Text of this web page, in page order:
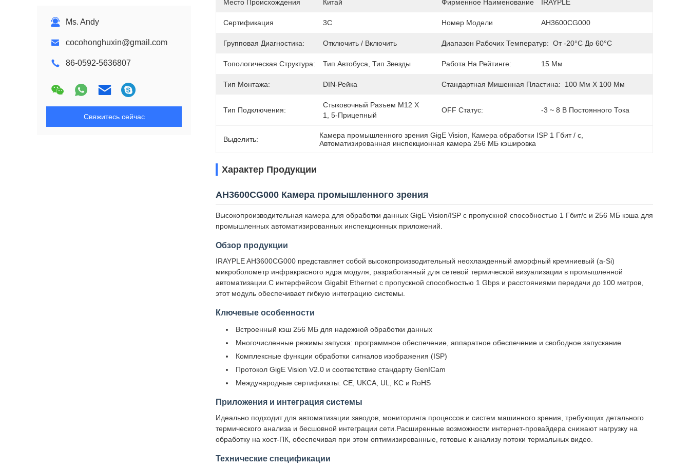
Ms. Andy
cocohonghuxin@gmail.com
86-0592-5636807
Свяжитесь сейчас
Место Происхождения Китай Фирменное Наименование IRAYPLE
Сертификация 3C Номер Модели АН3600CG000
Групповая Диагностика: Отключить / Включить Диапазон Рабочих Температур: От -20°С До 60°С
Топологическая Структура: Тип Автобуса, Тип Звезды Работа На Рейтинге: 15 Мм
Тип Монтажа: DIN-Рейка Стандартная Мишенная Пластина: 100 Мм Х 100 Мм
Тип Подключения:
Стыковочный Разъем M12 Х
1, 5-Прицепный
OFF Статус: -3 ~ 8 В Постоянного Тока
Выделить: Камера промышленного зрения GigE Vision Камера обработки ISP 1 Гбит / с
Автоматизированная инспекционная камера 256 МБ кэшировка
Характер Продукции
AH3600CG000 Камера промышленного зрения
Высокопроизводительная камера для обработки данных GigE Vision/ISP с пропускной способностью 1 Гбит/с и 256 МБ кэша для
промышленных автоматизированных инспекционных приложений.
Обзор продукции
IRAYPLE AH3600CG000 представляет собой высокопроизводительный неохлажденный аморфный кремниевый (a-Si)
микроболометр инфракрасного ядра модуля, разработанный для сетевой термической визуализации в промышленной
автоматизации.С интерфейсом Gigabit Ethernet с пропускной способностью 1 Gbps и расстояниями передачи до 100 метров,
этот модуль обеспечивает гибкую интеграцию системы.
Ключевые особенности
Встроенный кэш 256 МБ для надежной обработки данных
Многочисленные режимы запуска: программное обеспечение, аппаратное обеспечение и свободное запускание
Комплексные функции обработки сигналов изображения (ISP)
Протокол GigE Vision V2.0 и соответствие стандарту GenICam
Международные сертификаты: CE, UKCA, UL, KC и RoHS
Приложения и интеграция системы
Идеально подходит для автоматизации заводов, мониторинга процессов и систем машинного зрения, требующих детального
термического анализа и бесшовной интеграции сети.Расширенные возможности интернет-провайдера снижают нагрузку на
обработку на хост-ПК, обеспечивая при этом оптимизированные, готовые к анализу потоки термальных видео.
Технические спецификации